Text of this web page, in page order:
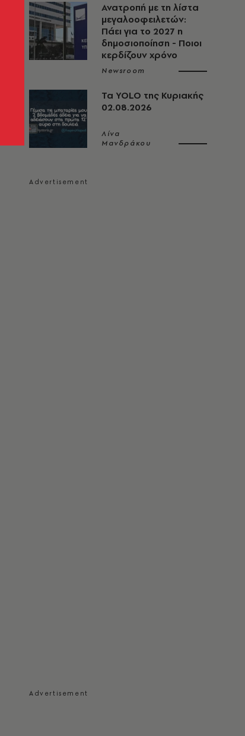
Ανατροπή με τη λίστα
μεγαλοοφειλετών:
Πάει για το 2027 η
δημοσιοποίηση - Ποιοι
κερδίζουν χρόνο
Newsroom
Τα YOLO της Κυριακής
02.08.2026
Λίνα
Μανδράκου